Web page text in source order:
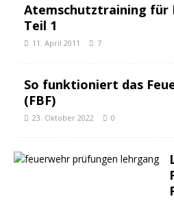
Atemschutztraining für
Teil 1
11. April 2011 7
So funktioniert das
(FBF)
23. Oktober 2022 0